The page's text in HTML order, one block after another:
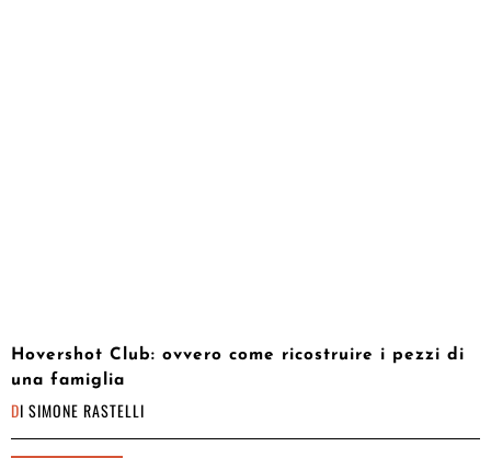
Hovershot Club: ovvero come ricostruire i pezzi di
una famiglia
DI SIMONE RASTELLI